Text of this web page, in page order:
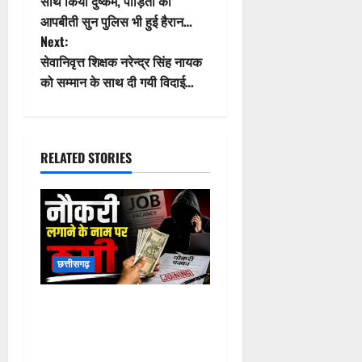
o
s
t
n
छत्तीसगढ़:अधेड़ व्यक्ति ने नाबालिग के
साथ किया दुष्कर्म, पीड़िता की
आपबीती सुन पुलिस भी हुई हैरान…
Next:
सेवानिवृत्त शिक्षक नरेन्द्र सिंह नायक
को सम्मान के साथ दी गयी विदाई…